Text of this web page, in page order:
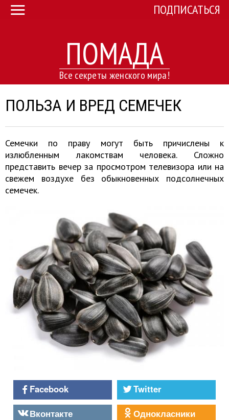
ПОМАДА
Все секреты женского мира!
ПОДПИСАТЬСЯ
ПОЛЬЗА И ВРЕД СЕМЕЧЕК
Семечки по праву могут быть причислены к
излюбленным лакомствам человека. Сложно
представить вечер за просмотром телевизора или на
свежем воздухе без обыкновенных подсолнечных
семечек.
Facebook
Twitter
Вконтакте
Однокласники